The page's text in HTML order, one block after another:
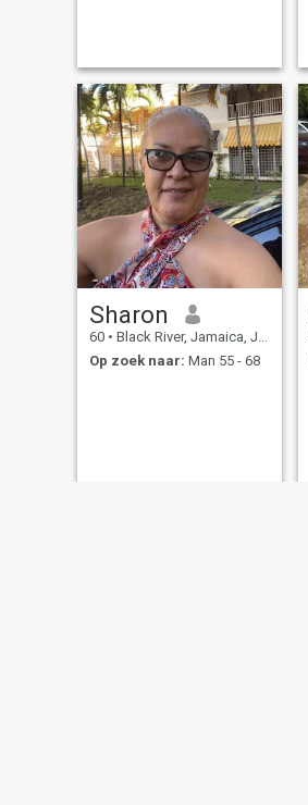
Sharon
60 • Black River, Jamaica, Jamaica
Op zoek naar: Man 55 - 68